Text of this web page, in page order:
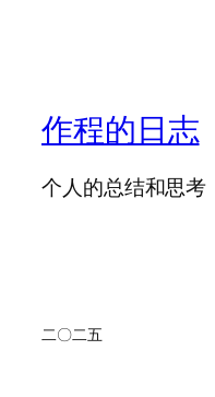
作程的日志
个人的总结和思考
二〇二五